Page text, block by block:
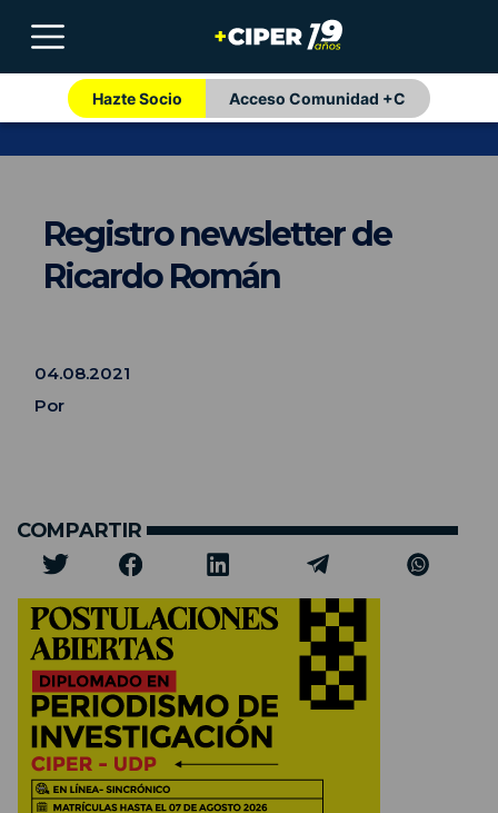
Hazte Socio Acceso Comunidad +C
Registro newsletter de
Ricardo Román
04.08.2021
Por
COMPARTIR